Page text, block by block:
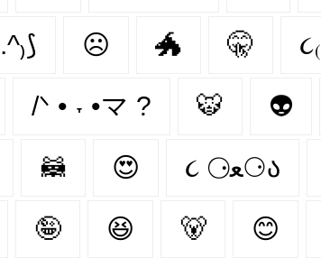
☹ 🐲 🤫
/ᐠ • ˕ •マ ? 🐯 👽
🦝 😍 ૮ ⚆ﻌ⚆ა
🤪 😆 🐻‍ 😊